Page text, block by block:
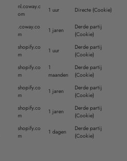
nl.coway.c
om
1 uur Directe (Cookie)
.coway.co
m
1 jaren
Derde partij
(Cookie)
shopify.co
m
1 uur
Derde partij
(Cookie)
shopify.co
m
1
maanden
Derde partij
(Cookie)
shopify.co
m
1 jaren
Derde partij
(Cookie)
shopify.co
m
1 jaren
Derde partij
(Cookie)
shopify.co
m
1 dagen
Derde partij
(Cookie)